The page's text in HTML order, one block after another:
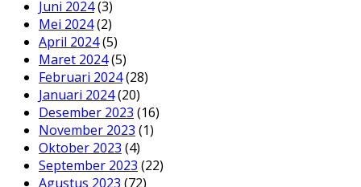
Juni 2024(3)
Mei 2024(2)
April 2024(5)
Maret 2024(5)
Februari 2024(28)
Januari 2024(20)
Desember 2023 (16)
November 2023 (1)
Oktober 2023 (4)
September 2023 (22)
Agustus 2023 (72)